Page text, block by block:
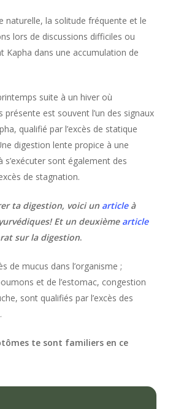
naturelle, la solitude fréquente et le
lors de discussions difficiles ou
Kapha dans une accumulation de
suite à un hiver où
présente est souvent l’un des signaux
qualifié par l’excès de statique
digestion lente propice à une
s’exécuter sont également des
de stagnation.
ta digestion, voici un articleà
Et un deuxième article
sur la digestion.
de mucus dans l’organisme ;
et de l’estomac, congestion
sont qualifiés par l’excès des
te sont familiers en ce